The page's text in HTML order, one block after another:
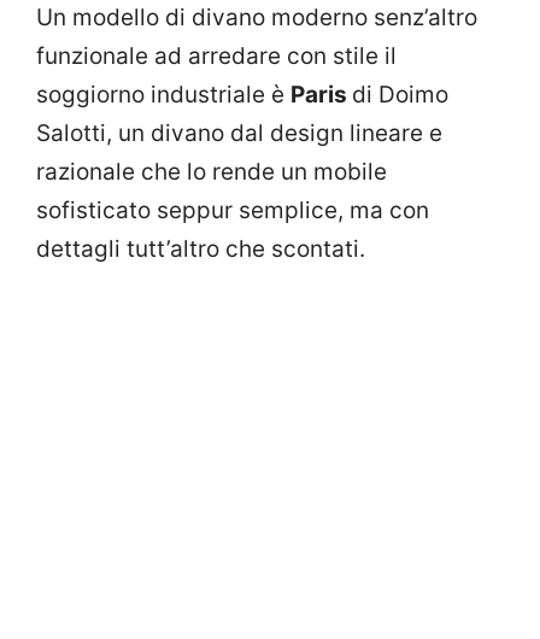
Un modello di divano moderno senz’altro
funzionale ad arredare con stile il
soggiorno industriale è Paris di Doimo
Salotti, un divano dal design lineare e
razionale che lo rende un mobile
sofisticato seppur semplice, ma con
dettagli tutt’altro che scontati.